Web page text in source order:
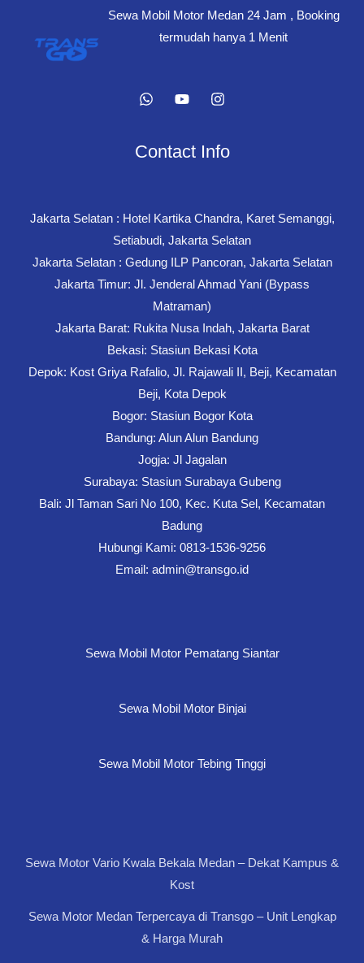
Sewa Mobil Motor Medan 24 Jam , Booking
termudah hanya 1 Menit
Contact Info
Jakarta Selatan : Hotel Kartika Chandra, Karet Semanggi,
Setiabudi, Jakarta Selatan
Jakarta Selatan : Gedung ILP Pancoran, Jakarta Selatan
Jakarta Timur: Jl. Jenderal Ahmad Yani (Bypass
Matraman)
Jakarta Barat: Rukita Nusa Indah, Jakarta Barat
Bekasi: Stasiun Bekasi Kota
Depok: Kost Griya Rafalio, Jl. Rajawali II, Beji, Kecamatan
Beji, Kota Depok
Bogor: Stasiun Bogor Kota
Bandung: Alun Alun Bandung
Jogja: Jl Jagalan
Surabaya: Stasiun Surabaya Gubeng
Bali: Jl Taman Sari No 100, Kec. Kuta Sel, Kecamatan
Badung
Hubungi Kami: 0813-1536-9256
Email: admin@transgo.id
Sewa Mobil Motor Pematang Siantar
Sewa Mobil Motor Binjai
Sewa Mobil Motor Tebing Tinggi
Sewa Motor Vario Kwala Bekala Medan – Dekat Kampus &
Kost
Sewa Motor Medan Terpercaya di Transgo – Unit Lengkap
& Harga Murah